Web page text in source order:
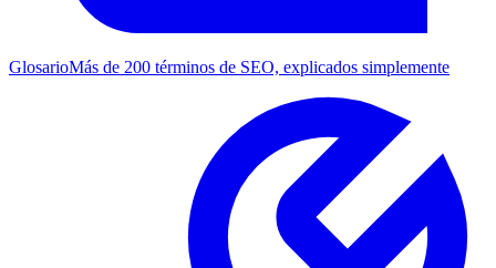
GlosarioMás de 200 términos de SEO, explicados simplemente